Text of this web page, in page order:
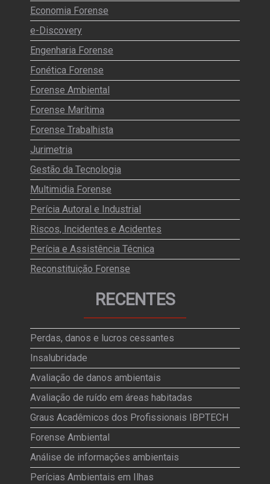
Economia Forense
e-Discovery
Engenharia Forense
Fonética Forense
Forense Ambiental
Forense Marítima
Forense Trabalhista
Jurimetria
Gestão da Tecnologia
Multimidia Forense
Perícia Autoral e Industrial
Riscos, Incidentes e Acidentes
Perícia e Assistência Técnica
Reconstituição Forense
RECENTES
Perdas, danos e lucros cessantes
Insalubridade
Avaliação de danos ambientais
Avaliação de ruído em áreas habitadas
Graus Acadêmicos dos Profissionais IBPTECH
Forense Ambiental
Análise de informações ambientais
Perícias Ambientais em Ilhas